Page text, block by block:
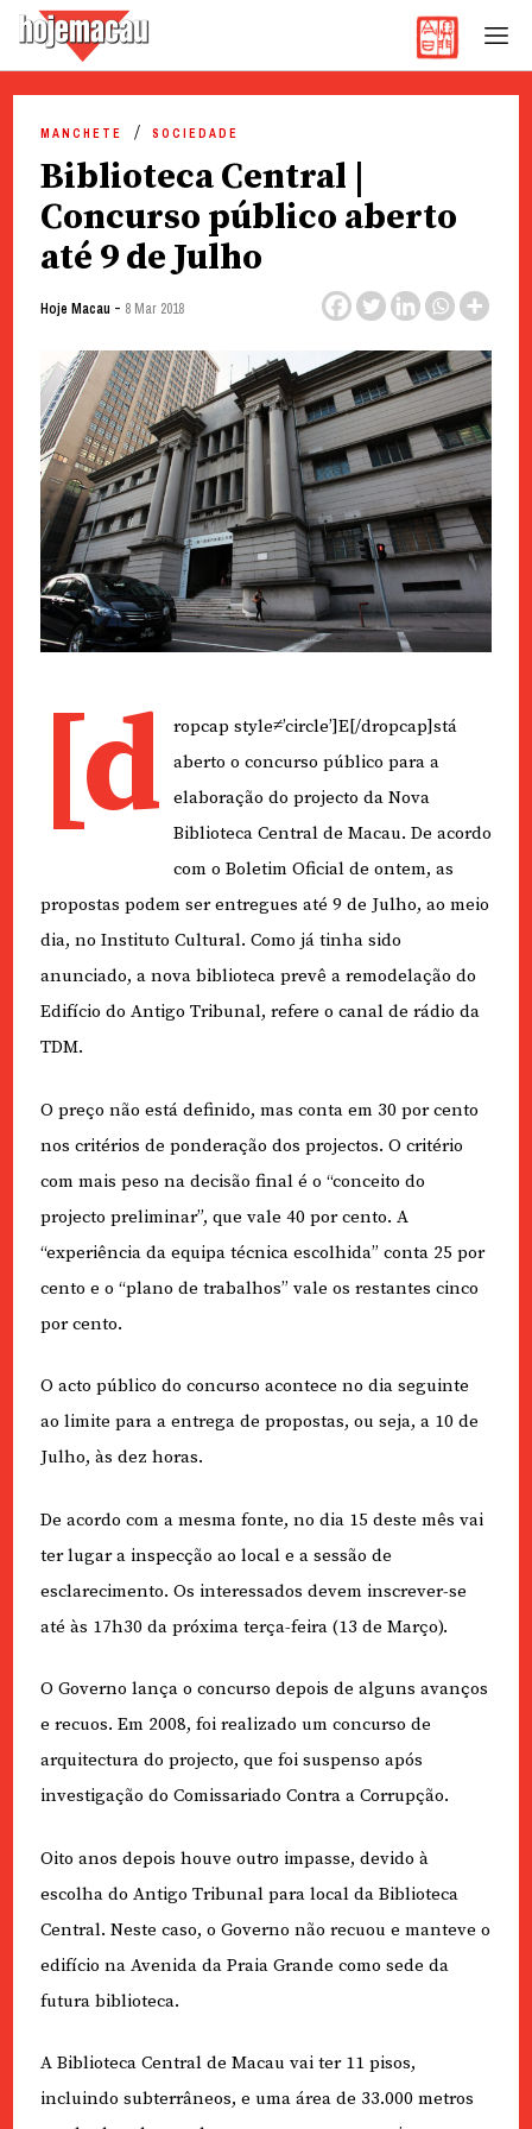
content
MANCHETE SOCIEDADE
Biblioteca Central |
Concurso público aberto
até 9 de Julho
Hoje Macau - 8 Mar 2018
[d
ropcap style≠’circle’]E[/dropcap]stá
aberto o concurso público para a
elaboração do projecto da Nova
Biblioteca Central de Macau. De acordo
com o Boletim Oficial de ontem, as
propostas podem ser entregues até 9 de Julho, ao meio
dia, no Instituto Cultural. Como já tinha sido
anunciado, a nova biblioteca prevê a remodelação do
Edifício do Antigo Tribunal, refere o canal de rádio da
TDM.
O preço não está definido, mas conta em 30 por cento
nos critérios de ponderação dos projectos. O critério
com mais peso na decisão final é o “conceito do
projecto preliminar”, que vale 40 por cento. A
“experiência da equipa técnica escolhida” conta 25 por
cento e o “plano de trabalhos” vale os restantes cinco
por cento.
O acto público do concurso acontece no dia seguinte
ao limite para a entrega de propostas, ou seja, a 10 de
Julho, às dez horas.
De acordo com a mesma fonte, no dia 15 deste mês vai
ter lugar a inspecção ao local e a sessão de
esclarecimento. Os interessados devem inscrever-se
até às 17h30 da próxima terça-feira (13 de Março).
O Governo lança o concurso depois de alguns avanços
e recuos. Em 2008, foi realizado um concurso de
arquitectura do projecto, que foi suspenso após
investigação do Comissariado Contra a Corrupção.
Oito anos depois houve outro impasse, devido à
escolha do Antigo Tribunal para local da Biblioteca
Central. Neste caso, o Governo não recuou e manteve o
edifício na Avenida da Praia Grande como sede da
futura biblioteca.
A Biblioteca Central de Macau vai ter 11 pisos,
incluindo subterrâneos, e uma área de 33.000 metros